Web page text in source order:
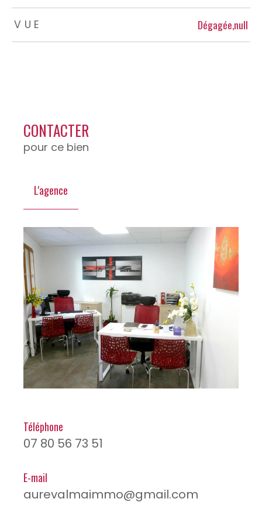
VUE Dégagée,null
CONTACTER
pour ce bien
L'agence
Téléphone
07 80 56 73 51
E-mail
aurevalmaimmo@gmail.com